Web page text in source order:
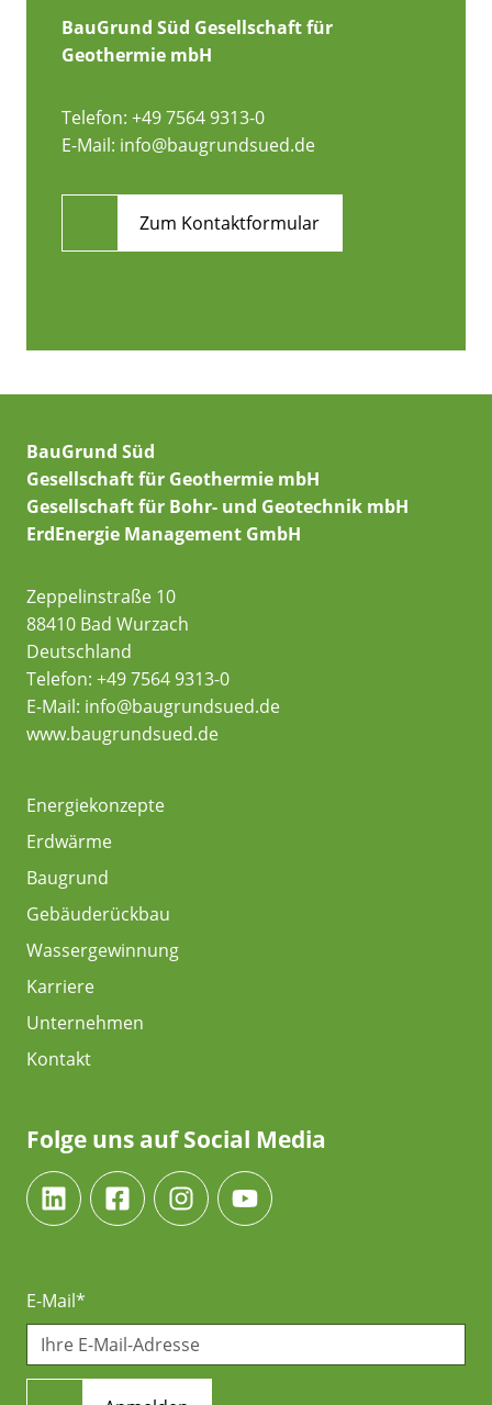
BauGrund Süd Gesellschaft für
Geothermie mbH
Telefon: +49 7564 9313-0
E-Mail: info@baugrundsued.de
Zum Kontaktformular
BauGrund Süd
Gesellschaft für Geothermie mbH
Gesellschaft für Bohr- und Geotechnik mbH
ErdEnergie Management GmbH
Zeppelinstraße 10
88410 Bad Wurzach
Deutschland
Telefon: +49 7564 9313-0
E-Mail: info@baugrundsued.de
www.baugrundsued.de
Energiekonzepte
Erdwärme
Baugrund
Gebäuderückbau
Wassergewinnung
Karriere
Unternehmen
Kontakt
Folge uns auf Social Media
E-Mail*